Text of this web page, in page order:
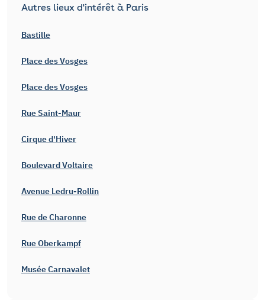
Autres lieux d'intérêt à Paris
Bastille
Place des Vosges
Place des Vosges
Rue Saint-Maur
Cirque d'Hiver
Boulevard Voltaire
Avenue Ledru-Rollin
Rue de Charonne
Rue Oberkampf
Musée Carnavalet